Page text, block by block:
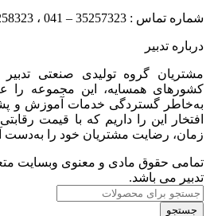
شماره تماس : 35257323 – 041 ، 35258323 – 041
درباره تدبیر
مشتریان گروه تولیدی صنعتی
کشورهای همسایه، این مجموعه را
به‌خاطر گستردگی خدمات آموزش و
افتخار این را داریم که با قیمت
زمان، رضایت مشتریان خود را به‌دست
تمامی حقوق مادی و معنوی وبسایت
تدبیر می باشد.
جستجو